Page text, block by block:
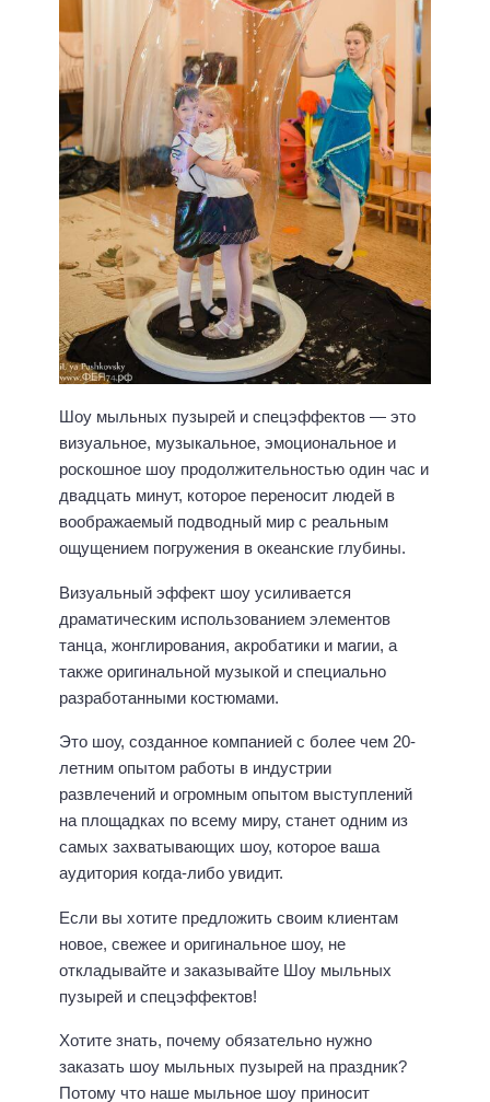
Шоу мыльных пузырей и спецэффектов — это
визуальное, музыкальное, эмоциональное и
роскошное шоу продолжительностью один час и
двадцать минут, которое переносит людей в
воображаемый подводный мир с реальным
ощущением погружения в океанские глубины.
Визуальный эффект шоу усиливается
драматическим использованием элементов
танца, жонглирования, акробатики и магии, а
также оригинальной музыкой и специально
разработанными костюмами.
Это шоу, созданное компанией с более чем 20-
летним опытом работы в индустрии
развлечений и огромным опытом выступлений
на площадках по всему миру, станет одним из
самых захватывающих шоу, которое ваша
аудитория когда-либо увидит.
Если вы хотите предложить своим клиентам
новое, свежее и оригинальное шоу, не
откладывайте и заказывайте Шоу мыльных
пузырей и спецэффектов!
Хотите знать, почему обязательно нужно
заказать шоу мыльных пузырей на праздник?
Потому что наше мыльное шоу приносит